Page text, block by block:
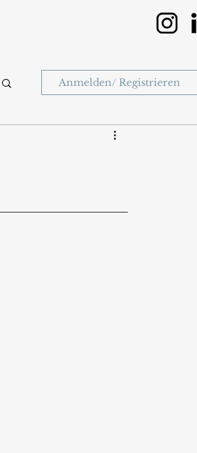
Anmelden/ Registrieren